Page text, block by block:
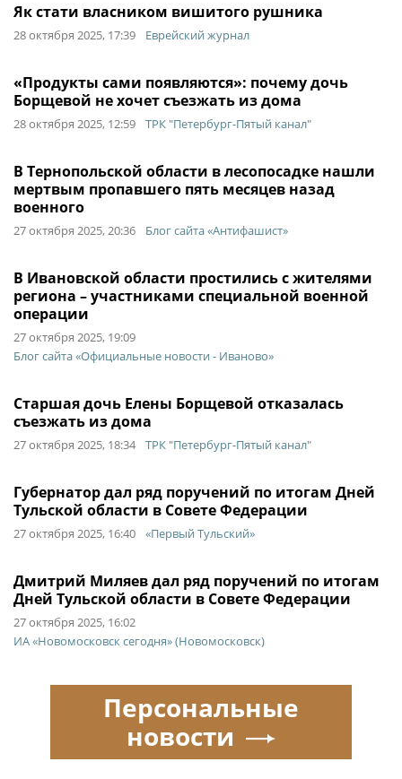
Як стати власником вишитого рушника
28 октября 2025, 17:39 Еврейский журнал
«Продукты сами появляются»: почему дочь
Борщевой не хочет съезжать из дома
28 октября 2025, 12:59 ТРК "Петербург-Пятый канал"
В Тернопольской области в лесопосадке нашли
мертвым пропавшего пять месяцев назад
военного
27 октября 2025, 20:36 Блог сайта «Антифашист»
В Ивановской области простились с жителями
региона – участниками специальной военной
операции
27 октября 2025, 19:09
Блог сайта «Официальные новости - Иваново»
Старшая дочь Елены Борщевой отказалась
съезжать из дома
27 октября 2025, 18:34 ТРК "Петербург-Пятый канал"
Губернатор дал ряд поручений по итогам Дней
Тульской области в Совете Федерации
27 октября 2025, 16:40 «Первый Тульский»
Дмитрий Миляев дал ряд поручений по итогам
Дней Тульской области в Совете Федерации
27 октября 2025, 16:02
ИА «Новомосковск сегодня» (Новомосковск)
Персональные
новости